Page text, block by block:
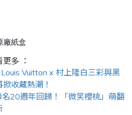
廠紙盒
多 ：
Vuitton x 村上隆白三彩與黑
收藏熱潮！
20週年回歸！「微笑櫻桃」萌翻